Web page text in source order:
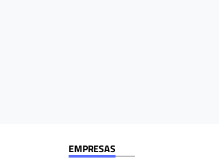
EMPRESAS